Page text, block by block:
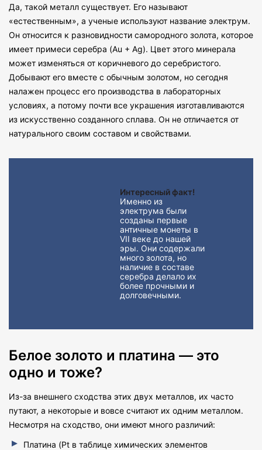
Да, такой металл существует. Его называют
«естественным», а ученые используют название электрум.
Он относится к разновидности самородного золота, которое
имеет примеси серебра (Au + Ag). Цвет этого минерала
может изменяться от коричневого до серебристого.
Добывают его вместе с обычным золотом, но сегодня
налажен процесс его производства в лабораторных
условиях, а потому почти все украшения изготавливаются
из искусственно созданного сплава. Он не отличается от
натурального своим составом и свойствами.
Интересный факт!
Именно из
электрума были
созданы первые
античные монеты в
VII веке до нашей
эры. Они содержали
много золота, но
наличие в составе
серебра делало их
более прочными и
долговечными.
Белое золото и платина — это
одно и тоже?
Из-за внешнего сходства этих двух металлов, их часто
путают, а некоторые и вовсе считают их одним металлом.
Несмотря на сходство, они имеют много различий:
Платина (Pt в таблице химических элементов